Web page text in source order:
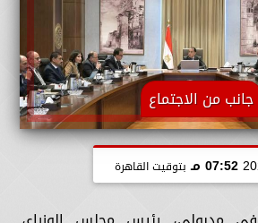
جانب من الاجتماع
07:52 مـ بتوقيت القاهرة